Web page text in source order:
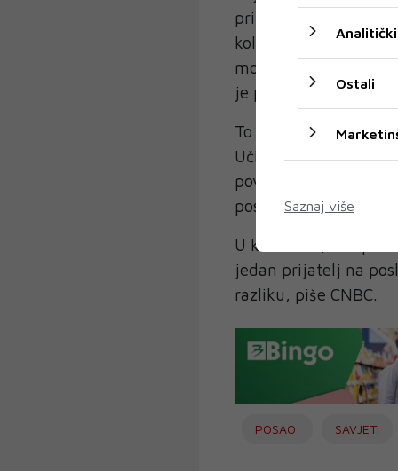
prijateljstva. Možda
kolega i čini se da
možda radite od
je potrebno da
To znači da
Učinite bilo koju
povežete s ljudima
poslu.
U konačnici, vaš
jedan prijatelj na
razliku, piše CNBC.
POSAO SAVJETI
Analitički
Ostali
Saznaj više